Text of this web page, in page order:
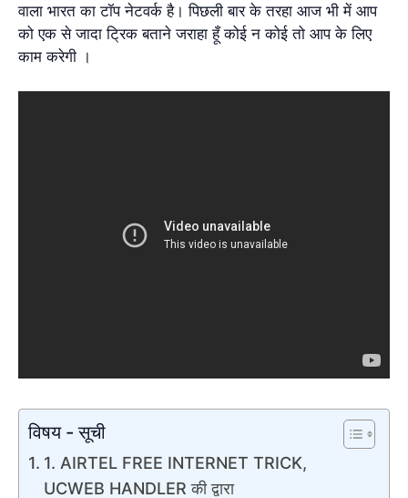
वाला भारत का टॉप नेटवर्क है। पिछली बार के तरहा आज भी में आप
को एक से जादा ट्रिक बताने जराहा हूँ कोई न कोई तो आप के लिए
काम करेगी ।
विषय - सूची
1. AIRTEL FREE INTERNET TRICK,
UCWEB HANDLER की द्वारा